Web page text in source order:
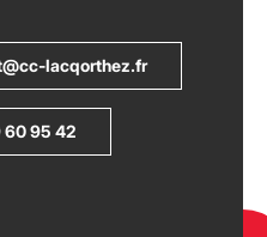
lacqorthez.fr
60 95 42